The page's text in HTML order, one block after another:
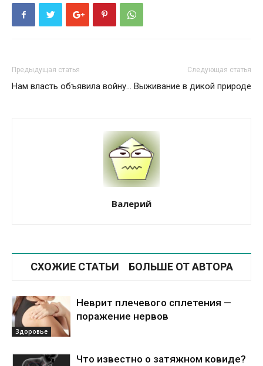
Предыдущая статья
Нам власть объявила войну...
Следующая статья
Выживание в дикой природе
Валерий
СХОЖИЕ СТАТЬИ БОЛЬШЕ ОТ АВТОРА
Здоровье
Неврит плечевого сплетения —
поражение нервов
Что известно о затяжном ковиде?